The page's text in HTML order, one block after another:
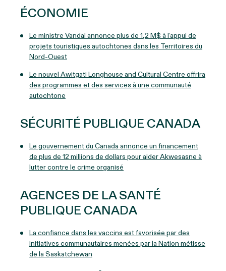
ÉCONOMIE
Le ministre Vandal annonce plus de 1,2 M$ à l’appui de
projets touristiques autochtones dans les Territoires du
Nord-Ouest
Le nouvel Awitgati Longhouse and Cultural Centre offrira
des programmes et des services à une communauté
autochtone
SÉCURITÉ PUBLIQUE CANADA
Le gouvernement du Canada annonce un financement
de plus de 12 millions de dollars pour aider Akwesasne à
lutter contre le crime organisé
AGENCES DE LA SANTÉ
PUBLIQUE CANADA
La confiance dans les vaccins est favorisée par des
initiatives communautaires menées par la Nation métisse
de la Saskatchewan